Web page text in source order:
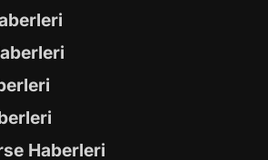
Haberleri